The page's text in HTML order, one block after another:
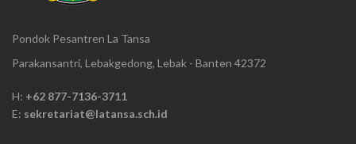
Pondok Pesantren La Tansa
Parakansantri, Lebakgedong, Lebak - Banten 42372
H: +62 877-7136-3711
E: sekretariat@latansa.sch.id